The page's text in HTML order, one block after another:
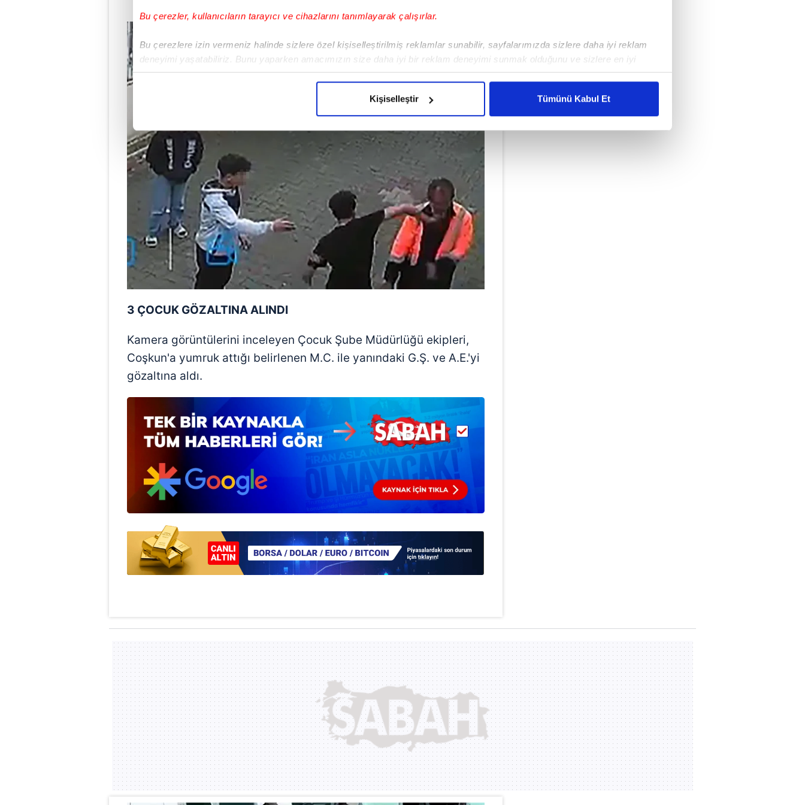
Bu çerezler, kullanıcıların tarayıcı ve cihazlarını tanımlayarak çalışırlar.
Bu çerezlere izin vermeniz halinde sizlere özel kişiselleştirilmiş reklamlar sunabilir, sayfalarımızda sizlere daha iyi reklam
deneyimi yaşatabiliriz. Bunu yaparken amacımızın size daha iyi bir reklam deneyimi sunmak olduğunu ve sizlere en iyi
içerikleri sunabilmek adına elimizden gelen çabayı gösterdiğimizi ve bu noktada, reklamların maliyetlerimizi karşılamak
Her halükârda, kullanıcılar, bu çerezlere izin vermedikleri takdirde, kullanıcılara hedefli reklamlar gösterilmeyecektir."
Sizlere daha iyi bir hizmet sunabilmek için İnternet Sitemizde kendimize ve üçüncü kişilere ait çerezler kullanılmaktadır. Bu
çerezler vasıtasıyla çeşitli kişisel verileriniz işlenmekte olup gerekli olan çerezler bilgi toplumu hizmetlerinin sunulması
amacıyla kullanılmaktadır. Diğer çerezler, sitemizin daha işlevsel kılınması ve kişiselleştirilmesi ve sizlere yönelik
reklam/pazarlama faaliyetlerinin yapılması, amaçlarıyla sınırlı olarak açık rızanız dahilinde kullanılacaktır.
Çerezlere ilişkin tercihlerinizi aşağıda yer alan panel vasıtasıyla belirleyebilirsiniz. Çerezlere ilişkin detaylı bilgi için Ayarlar
butonuna tıklayabilir,Çerez Bilgilendirme Metnimizi ziyaret edebilirsiniz.
6698 sayılı Kişisel Verilerin Korunması Kanunu uyarınca hazırlanmış Aydınlatma Metnimizi okumak ve sitemizde ilgili
mevzuata uygun olarak kullanılan çerezlerle ilgili bilgi almak için lütfentıklayınız
Kişiselleştir Tümünü Kabul Et
3 ÇOCUK GÖZALTINA ALINDI
Kamera görüntülerini inceleyen Çocuk Şube Müdürlüğü ekipleri,
Coşkun'a yumruk attığı belirlenen M.C. ile yanındaki G.Ş. ve A.E.'yi
gözaltına aldı.